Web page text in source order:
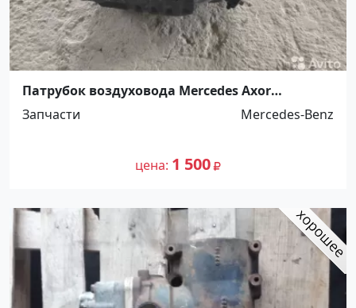
Патрубок воздуховода Mercedes Axor
Ст.Холмская
Запчасти Mercedes-Benz
цена 1 500